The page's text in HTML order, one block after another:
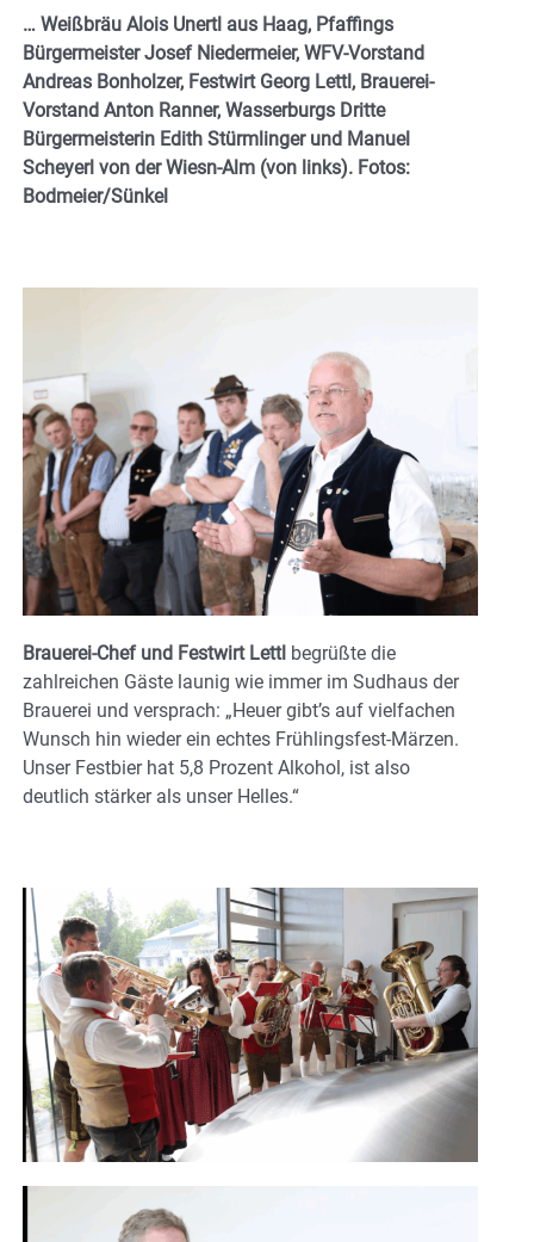
… Weißbräu Alois Unertl aus Haag, Pfaffings
Bürgermeister Josef Niedermeier, WFV-Vorstand
Andreas Bonholzer, Festwirt Georg Lettl, Brauerei-
Vorstand Anton Ranner, Wasserburgs Dritte
Bürgermeisterin Edith Stürmlinger und Manuel
Scheyerl von der Wiesn-Alm (von links). Fotos:
Bodmeier/Sünkel
Brauerei-Chef und Festwirt Lettl begrüßte die
zahlreichen Gäste launig wie immer im Sudhaus der
Brauerei und versprach: „Heuer gibt’s auf vielfachen
Wunsch hin wieder ein echtes Frühlingsfest-Märzen.
Unser Festbier hat 5,8 Prozent Alkohol, ist also
deutlich stärker als unser Helles.“